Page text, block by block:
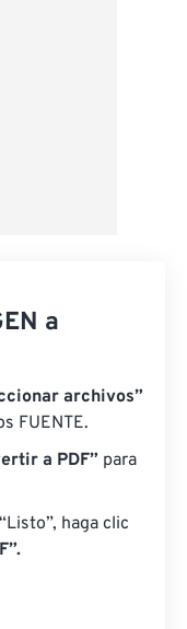
a
archivos”
FUENTE.
a PDF” para
haga clic